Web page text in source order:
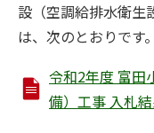
設（空調給排水衛生
は、次のとおりです。
令和2年度 富田
備）工事 入札